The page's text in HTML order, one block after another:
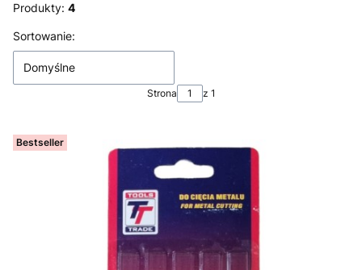
Produkty: 4
Lista produktów
Sortowanie:
Domyślne
Strona z 1
Bestseller